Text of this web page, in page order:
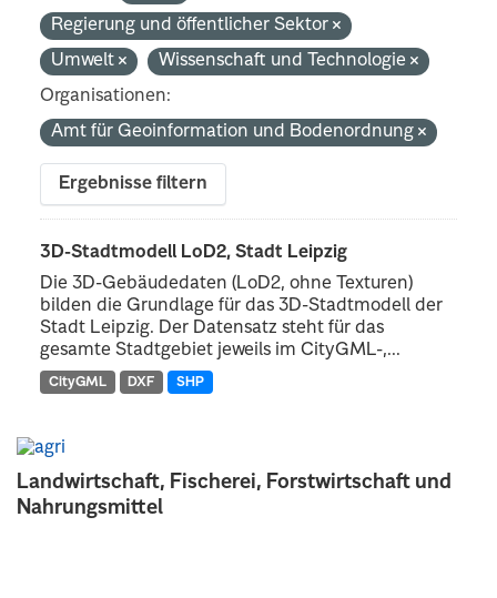
Landwirtschaft, Fischerei, Forstwirtschaft und
Nahrungsmittel
Regierung und öffentlicher Sektor
Umwelt
Wissenschaft und Technologie
Organisationen:
Amt für Geoinformation und Bodenordnung
Ergebnisse filtern
3D-Stadtmodell LoD2, Stadt Leipzig
Die 3D-Gebäudedaten (LoD2, ohne Texturen)
bilden die Grundlage für das 3D-Stadtmodell der
Stadt Leipzig. Der Datensatz steht für das
gesamte Stadtgebiet jeweils im CityGML-,...
CityGML DXF SHP